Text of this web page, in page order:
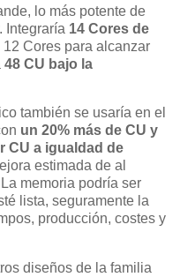
lo más potente de
Integraría 14 Cores de
Cores para alcanzar
48 CU bajo la
también se usaría en el
un 20% más de CU y
CU a igualdad de
estimada de al
memoria podría ser
lista, seguramente la
producción, costes y
diseños de la familia